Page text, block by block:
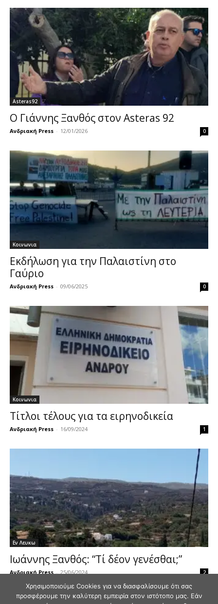
Asteras92
Ο Γιάννης Ξανθός στον Asteras 92
Ανδριακή Press - 12/01/2026 0
Κοινωνια
Εκδήλωση για την Παλαιστίνη στο
Γαύριο
Ανδριακή Press - 09/06/2025 0
Κοινωνια
Τίτλοι τέλους για τα ειρηνοδικεία
Ανδριακή Press - 16/09/2024 1
Εν Λευκω
Ιωάννης Ξανθός: “Τί δέον γενέσθαι;”
Ανδριακή Press - 25/06/2024 2
Χρησιμοποιούμε Cookies για να διασφαλίσουμε ότι σας
προσφέρουμε την καλύτερη εμπειρία στον ιστότοπο μας. Εάν